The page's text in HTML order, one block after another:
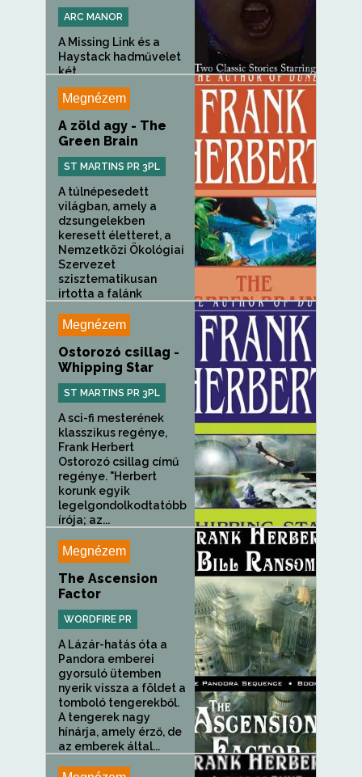
ARC MANOR
A Missing Link és a
Haystack hadművelet
két...
Megnézem
A zöld agy - The
Green Brain
ST MARTINS PR 3PL
A túlnépesedett
világban, amely a
dzsungelekben
keresett életteret, a
Nemzetközi Ökológiai
Szervezet
szisztematikusan
irtotta a falánk
Megnézem
Ostorozó csillag -
Whipping Star
ST MARTINS PR 3PL
A sci-fi mesterének
klasszikus regénye,
Frank Herbert
Ostorozó csillag című
regénye. "Herbert
korunk egyik
legelgondolkodtatóbb
írója; az...
Megnézem
The Ascension
Factor
WORDFIRE PR
A Lázár-hatás óta a
Pandora emberei
gyorsuló ütemben
nyerik vissza a földet a
tomboló tengerekből.
A tengerek nagy
hínárja, amely érző, de
az emberek által...